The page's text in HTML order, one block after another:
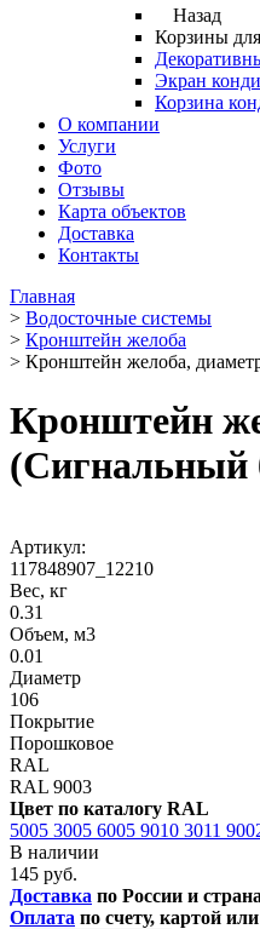
Назад
Корзины
Экран
Корзина
О компании
Услуги
Фото
Отзывы
Карта объектов
Доставка
Контакты
Главная
> Водосточные системы
> Кронштейн желоба
> Кронштейн желоба,
Кронштейн
(Сигнальный
Артикул:
117848907_12210
Вес, кг
0.31
Объем, м3
0.01
Диаметр
106
Покрытие
Порошковое
RAL
RAL 9003
Цвет по каталогу RAL
5005 3005 6005 9010 3011
В наличии
145 руб.
Доставка по России и
Оплата по счету, картой